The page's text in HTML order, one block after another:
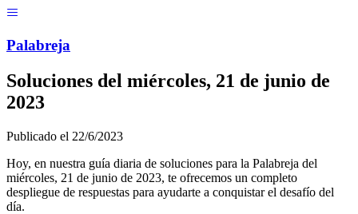
Palabreja
Soluciones del miércoles, 21 de junio de
2023
Publicado el 22/6/2023
Hoy, en nuestra guía diaria de soluciones para la Palabreja del
miércoles, 21 de junio de 2023, te ofrecemos un completo
despliegue de respuestas para ayudarte a conquistar el desafío del
día.